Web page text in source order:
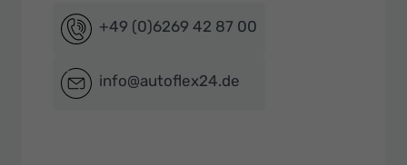
+49 (0)6269 42 87 00
info@autoflex24.de